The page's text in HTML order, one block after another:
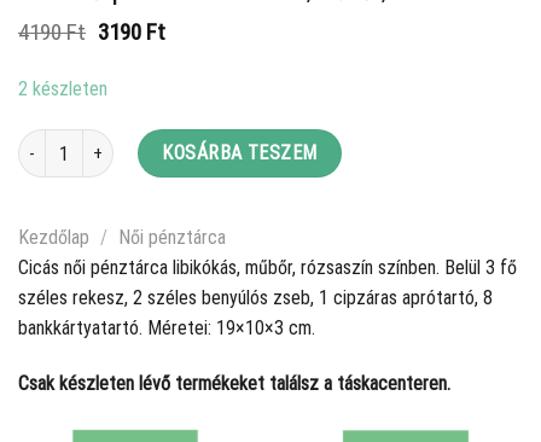
4190Ft Original
4190 Ft.
3190 FtCurrent
2 készleten
Cicás női pénztárca libikókás, műbőr, rózsaszín mennyiség
KOSÁRBA TESZEM
Kezdőlap / Női pénztárca
Cicás női pénztárca libikókás, műbőr, rózsaszín színben. Belül 3 fő
széles rekesz, 2 széles benyúlós zseb, 1 cipzáras aprótartó, 8
bankkártyatartó. Méretei: 19×10×3 cm.
Csak készleten lévő termékeket találsz a táskacenteren.